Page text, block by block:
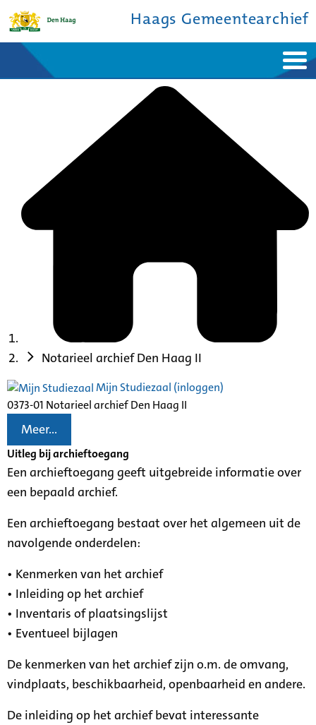
Haags Gemeentearchief
Bronnen en collecties
Notarieel archief Den Haag II
Mijn Studiezaal (inloggen)
0373-01 Notarieel archief Den Haag II
Meer...
Uitleg bij archieftoegang
Een archieftoegang geeft uitgebreide informatie over
een bepaald archief.
Een archieftoegang bestaat over het algemeen uit de
navolgende onderdelen:
• Kenmerken van het archief
• Inleiding op het archief
• Inventaris of plaatsingslijst
• Eventueel bijlagen
De kenmerken van het archief zijn o.m. de omvang,
vindplaats, beschikbaarheid, openbaarheid en andere.
De inleiding op het archief bevat interessante